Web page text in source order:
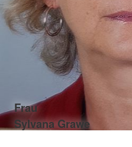
Frau
Sylvana Grawe